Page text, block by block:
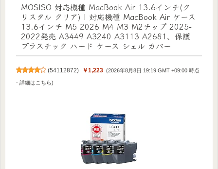
MOSISO 対応機種 MacBook Air 13.6インチ(ク
リスタル クリア) | 対応機種 MacBook Air ケース
13.6インチ M5 2026 M4 M3 M2チップ 2025-
2022発売 A3449 A3240 A3113 A2681、保護
プラスチック ハード ケース シェル カバー
(54112872) ￥1,223 (2026年8月8日 19:19 GMT +09:00 時点
- 詳細はこちら)